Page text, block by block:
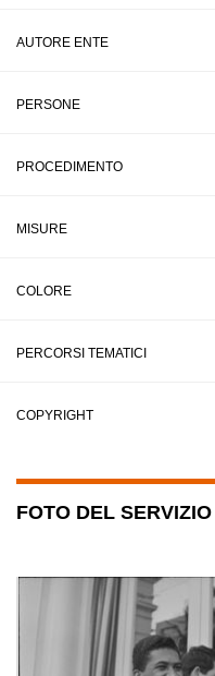
AUTORE ENTE
PERSONE
PROCEDIMENTO
MISURE
COLORE
PERCORSI TEMATICI
COPYRIGHT
FOTO DEL